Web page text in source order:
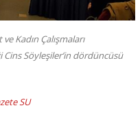
Kadın Çalışmaları
Söyleşiler’in dördüncüsü
SU